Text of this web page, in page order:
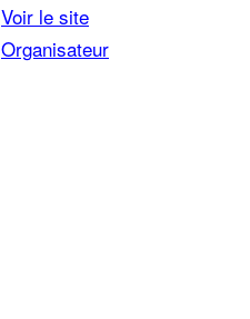
Voir le site
Organisateur